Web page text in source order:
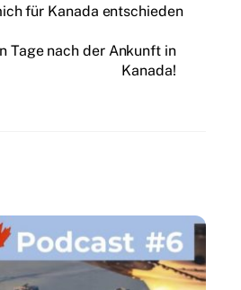
für Kanada entschieden
Tage nach der Ankunft in
Kanada!